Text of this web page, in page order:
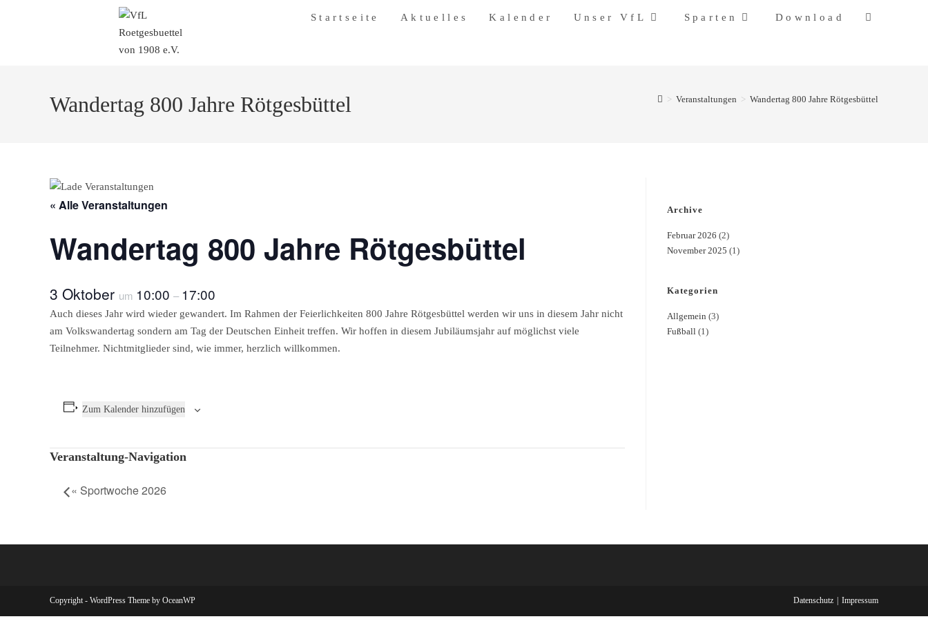
Startseite Aktuelles Kalender Unser VfL Sparten Download
Wandertag 800 Jahre Rötgesbüttel > Veranstaltungen > Wandertag 800 Jahre Rötgesbüttel
« Alle Veranstaltungen
Wandertag 800 Jahre Rötgesbüttel
3 Oktober um 10:00 – 17:00
Auch dieses Jahr wird wieder gewandert. Im Rahmen der Feierlichkeiten 800 Jahre Rötgesbüttel werden wir uns in diesem Jahr nicht
am Volkswandertag sondern am Tag der Deutschen Einheit treffen. Wir hoffen in diesem Jubiläumsjahr auf möglichst viele
Teilnehmer. Nichtmitglieder sind, wie immer, herzlich willkommen.
Zum Kalender hinzufügen
Veranstaltung-Navigation
« Sportwoche 2026
Archive
Februar 2026 (2)
November 2025 (1)
Kategorien
Allgemein (3)
Fußball (1)
Datenschutz Impressum
Copyright - WordPress Theme by OceanWP